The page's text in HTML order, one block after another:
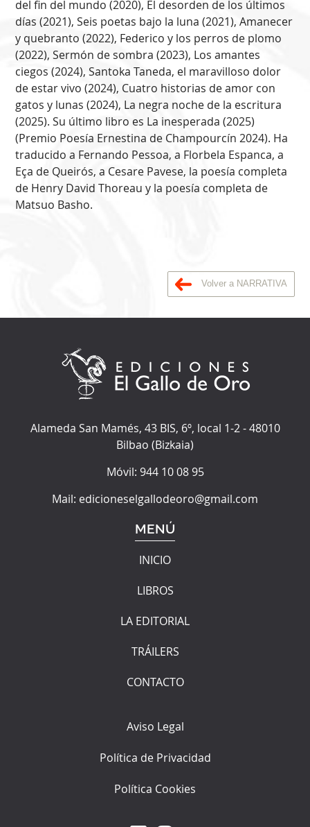
del fin del mundo (2020), El desorden de los últimos
días (2021), Seis poetas bajo la luna (2021), Amanecer
y quebranto (2022), Federico y los perros de plomo
(2022), Sermón de sombra (2023), Los amantes
ciegos (2024), Santoka Taneda, el maravilloso dolor
de estar vivo (2024), Cuatro historias de amor con
gatos y lunas (2024), La negra noche de la escritura
(2025). Su último libro es La inesperada (2025)
(Premio Poesía Ernestina de Champourcín 2024). Ha
traducido a Fernando Pessoa, a Florbela Espanca, a
Eça de Queirós, a Cesare Pavese, la poesía completa
de Henry David Thoreau y la poesía completa de
Matsuo Basho.
Volver a NARRATIVA
Alameda San Mamés, 43 BIS, 6º, local 1-2-48010
Bilbao (Bizkaia)
Móvil: 944 10 08 95
Mail: edicioneselgallodeoro@gmail.com
MENÚ
INICIO
LIBROS
LA EDITORIAL
TRÁILERS
CONTACTO
Aviso Legal
Política de Privacidad
Política Cookies